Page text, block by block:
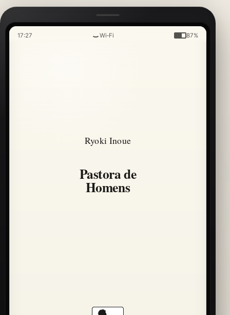
17:27 Wi‑Fi 87%
Ryoki Inoue
Pastora de
Homens